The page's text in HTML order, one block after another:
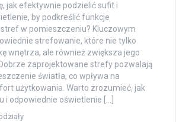
jak efektywnie podzielić sufit i
by podkreślić funkcje
w pomieszczeniu? Kluczowym
strefowanie, które nie tylko
wnętrza, ale również zwiększa jego
zaprojektowane strefy pozwalają
światła, co wpływa na
użytkowania. Warto zrozumieć, jak
i odpowiednie oświetlenie […]